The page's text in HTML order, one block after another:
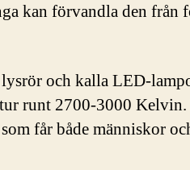
kan förvandla den från
och kalla LED-
runt 2700-3000
får både människor